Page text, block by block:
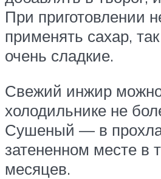
При приготовлении
применять сахар,
очень сладкие.
Свежий инжир
холодильнике не
Сушеный — в
затененном месте в
месяцев.